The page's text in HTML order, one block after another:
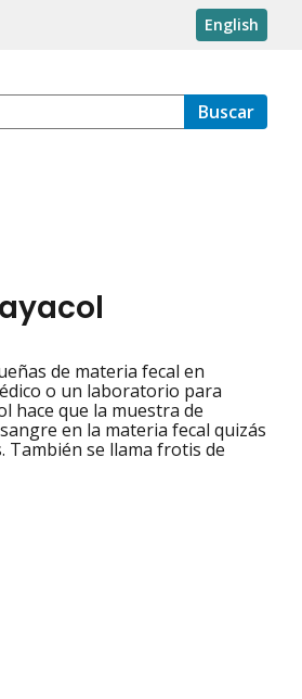
English
Buscar
de materia fecal en
o un laboratorio para
hace que la muestra de
en la materia fecal quizás
También se llama frotis de